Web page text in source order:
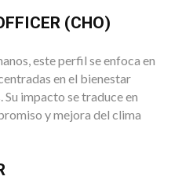
(CHO)
este perfil se enfoca en
en el bienestar
impacto se traduce en
y mejora del clima